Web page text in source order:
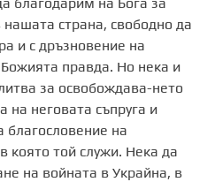
страна, свободно да
и с дръзновение на
правда. Но нека и
за освобождава-нето
на неговата съпруга и
благословение на
която той служи. Нека да
на войната в Украйна, в